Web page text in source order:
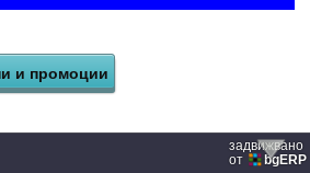
задвижвано
от
bgERP